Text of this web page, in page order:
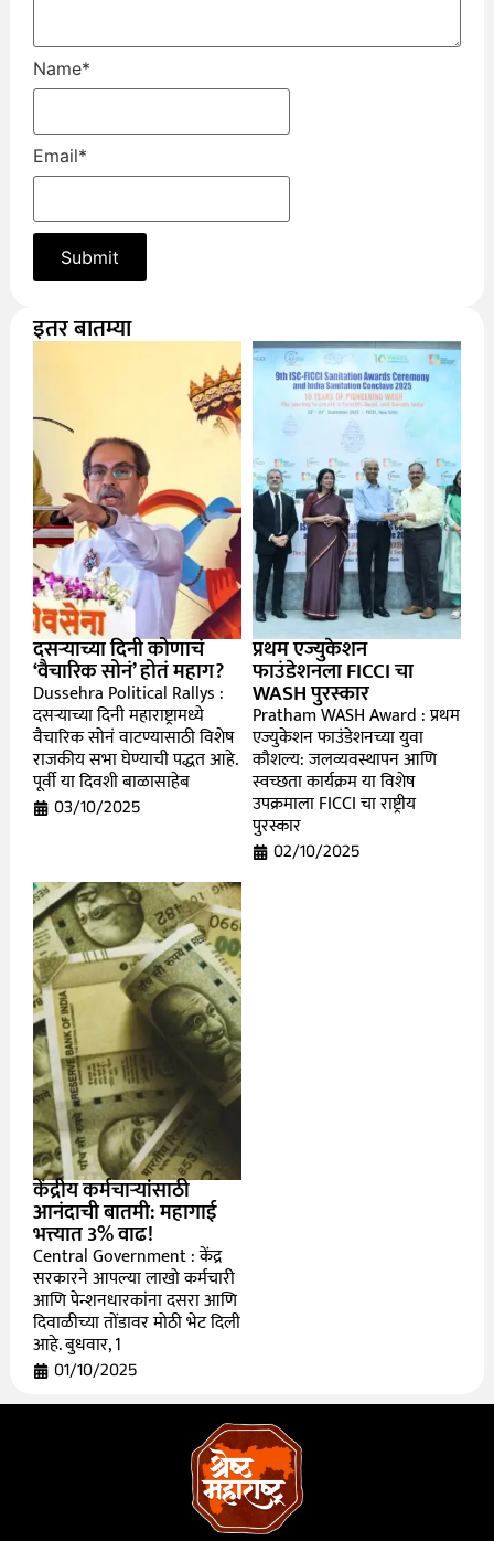
Name*
Email*
इतर बातम्या
दसऱ्याच्या दिनी कोणाचं
‘वैचारिक सोनं’ होतं महाग?
Dussehra Political Rallys :
दसऱ्याच्या दिनी महाराष्ट्रामध्ये
वैचारिक सोनं वाटण्यासाठी विशेष
राजकीय सभा घेण्याची पद्धत आहे.
पूर्वी या दिवशी बाळासाहेब
03/10/2025
प्रथम एज्युकेशन
फाउंडेशनला FICCI चा
WASH पुरस्कार
Pratham WASH Award : प्रथम
एज्युकेशन फाउंडेशनच्या युवा
कौशल्य: जलव्यवस्थापन आणि
स्वच्छता कार्यक्रम या विशेष
उपक्रमाला FICCI चा राष्ट्रीय
पुरस्कार
02/10/2025
केंद्रीय कर्मचाऱ्यांसाठी
आनंदाची बातमी: महागाई
भत्त्यात 3% वाढ!
Central Government : केंद्र
सरकारने आपल्या लाखो कर्मचारी
आणि पेन्शनधारकांना दसरा आणि
दिवाळीच्या तोंडावर मोठी भेट दिली
आहे. बुधवार, 1
01/10/2025